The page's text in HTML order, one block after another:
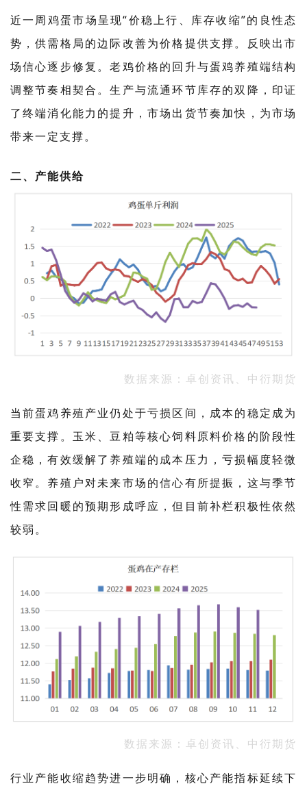
近一周鸡蛋市场呈现“价稳上行、库存收缩”的良性态
势，供需格局的边际改善为价格提供支撑。反映出市
场信心逐步修复。老鸡价格的回升与蛋鸡养殖端结构
调整节奏相契合。生产与流通环节库存的双降，印证
了终端消化能力的提升，市场出货节奏加快，为市场
带来一定支撑。
二、产能供给
数据来源：卓创资讯、中衍期货
当前蛋鸡养殖产业仍处于亏损区间，成本的稳定成为
重要支撑。玉米、豆粕等核心饲料原料价格的阶段性
企稳，有效缓解了养殖端的成本压力，亏损幅度轻微
收窄。养殖户对未来市场的信心有所提振，这与季节
性需求回暖的预期形成呼应，但目前补栏积极性依然
较弱。
数据来源：卓创资讯、中衍期货
行业产能收缩趋势进一步明确，核心产能指标延续下